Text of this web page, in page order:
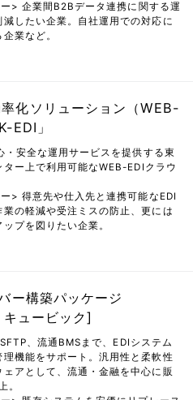
> 企業間B2Bデータ連携に関する運
減したい企業。自社運用での対応に
業など。
化ソリューション（WEB-
EDI」
安全な運用サービスを提供する東
ー上で利用可能なWEB-EDIクラウ
> 得意先や仕入先と連携可能なEDI
業の軽減や受注ミスの防止、更には
プを図りたい企業。
ー構築パッケージ
ュービック]
、流通BMSまで、EDIシステム
機能をサポート。汎用性と柔軟性
アとして、流通・金融を中心に販
。